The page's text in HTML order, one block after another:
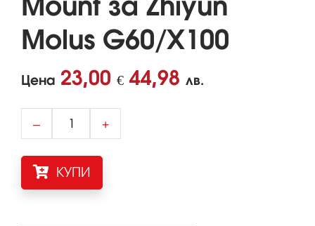
Molus G60/X100
Цена 23,00 € 44,98 лв.
– +
КУПИ